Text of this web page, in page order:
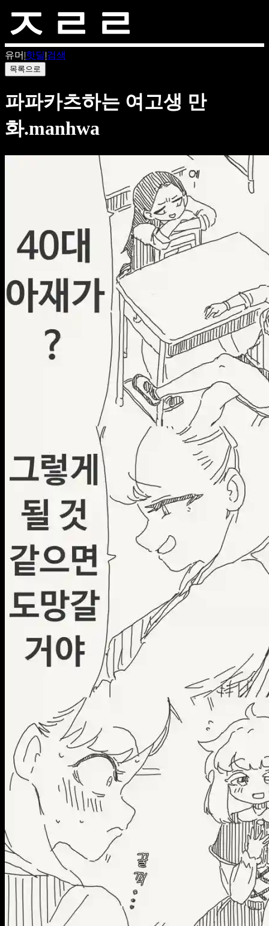
유머 |핫딜|검색
목록으로
파파카츠하는 여고생 만
화.manhwa